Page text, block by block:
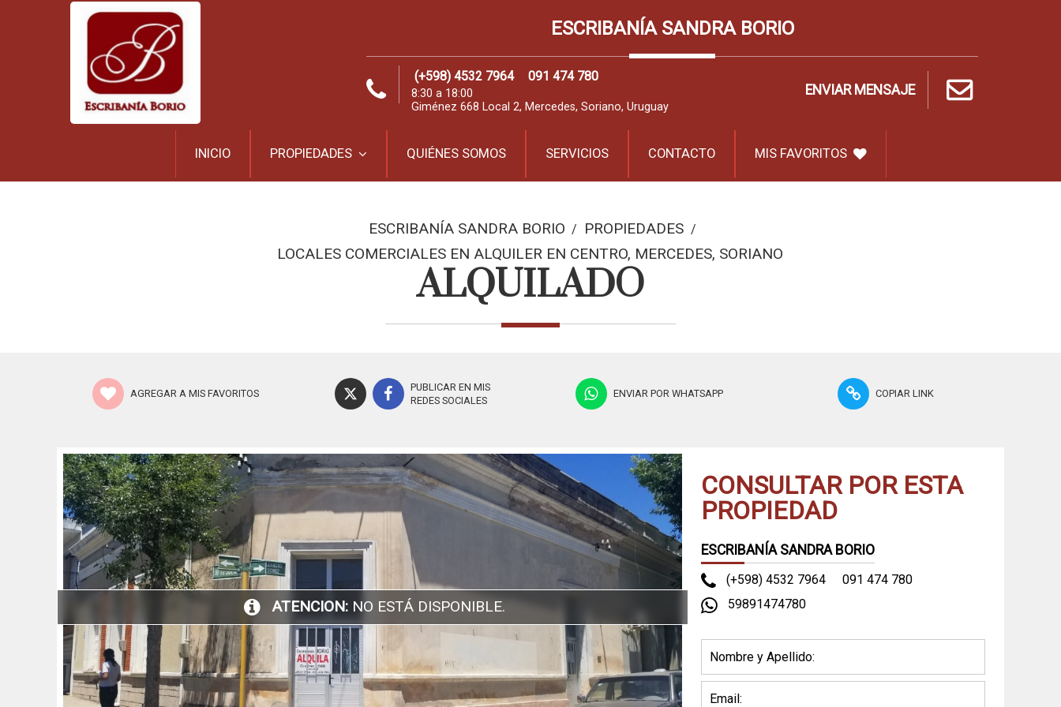
ESCRIBANÍA SANDRA BORIO
(+598) 4532 7964 091 474 780
8:30 a 18:00
Giménez 668 Local 2, Mercedes, Soriano, Uruguay
ENVIAR MENSAJE
INICIO PROPIEDADES QUIÉNES SOMOS SERVICIOS CONTACTO MIS FAVORITOS
ESCRIBANÍA SANDRA BORIO / PROPIEDADES /
LOCALES COMERCIALES EN ALQUILER EN CENTRO, MERCEDES, SORIANO
ALQUILADO
AGREGAR A MIS FAVORITOS
PUBLICAR EN MIS
REDES SOCIALES
ENVIAR POR WHATSAPP COPIAR LINK
ATENCION: NO ESTÁ DISPONIBLE.
CONSULTAR POR ESTA
PROPIEDAD
ESCRIBANÍA SANDRA BORIO
(+598) 4532 7964
091 474 780
59891474780